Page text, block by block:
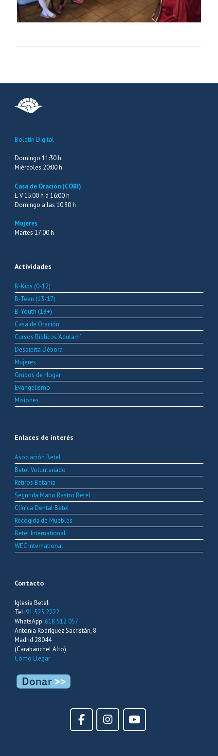
Boletín Digital
Domingo 11:30 h
Miércoles 20:00 h
Casa de Oración (COBI)
L-V 15:00 h a 16:00 h
Domingo a las 10:30 h
Mujeres
Martes 17:00 h
Actividades
B-Kids (0-12)
B-Teen (13-17)
B-Youth (18+)
Casa de Oración
Cursos Bíblicos ‘Adulam’
Despierta Débora
Mujeres
Grupos de Hogar
Evangelismo
Misiones
Enlaces de interés
Asociación Betel
Betel Voluntariado
Retiros Betania
Segunda Mano Rastro Betel
Clínica Dental Betel
Recogida de Muebles
Betel International
WEC International
Contacto
Iglesia Betel
Tel: 91 525 2222
WhatsApp: 618 512 057
Antonia Rodríguez Sacristán, 8
Madrid 28044
(Carabanchel Alto)
Cómo Llegar